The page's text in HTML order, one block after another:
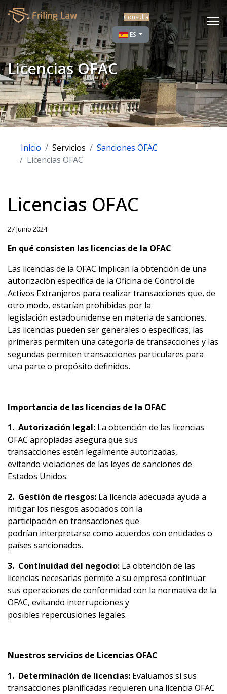
Consulta
Seleccione su idioma
ES
Licencias OFAC
Inicio Servicios
Sanciones OFAC
Licencias OFAC
Licencias OFAC
27 Junio 2024
En qué consisten las licencias de la OFAC
Las licencias de la OFAC implican la obtención de una
autorización específica de la Oficina de Control de
Activos Extranjeros para realizar transacciones que, de
otro modo, estarían prohibidas por la
legislación estadounidense en materia de sanciones.
Las licencias pueden ser generales o específicas; las
primeras permiten una categoría de transacciones y las
segundas permiten transacciones particulares para
una parte o propósito definidos.
Importancia de las licencias de la OFAC
1. Autorización legal: La obtención de las licencias
OFAC apropiadas asegura que sus
transacciones estén legalmente autorizadas,
evitando violaciones de las leyes de sanciones de
Estados Unidos.
2. Gestión de riesgos: La licencia adecuada ayuda a
mitigar los riesgos asociados con la
participación en transacciones que
podrían interpretarse como acuerdos con entidades o
países sancionados.
3. Continuidad del negocio: La obtención de las
licencias necesarias permite a su empresa continuar
sus operaciones de conformidad con la normativa de la
OFAC, evitando interrupciones y
posibles repercusiones legales.
Nuestros servicios de Licencias OFAC
1. Determinación de licencias: Evaluamos si sus
transacciones planificadas requieren una licencia OFAC